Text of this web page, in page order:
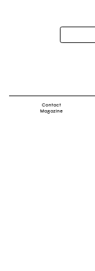
Navigation
Contact
Magazine